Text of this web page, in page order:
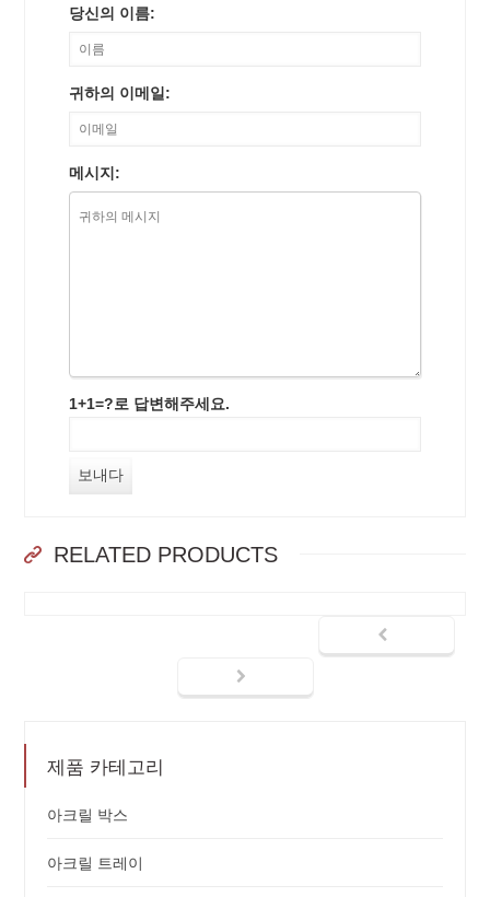
당신의 이름:
귀하의 이메일:
메시지:
1+1=?로 답변해주세요.
RELATED PRODUCTS
제품 카테고리
아크릴 박스
아크릴 트레이